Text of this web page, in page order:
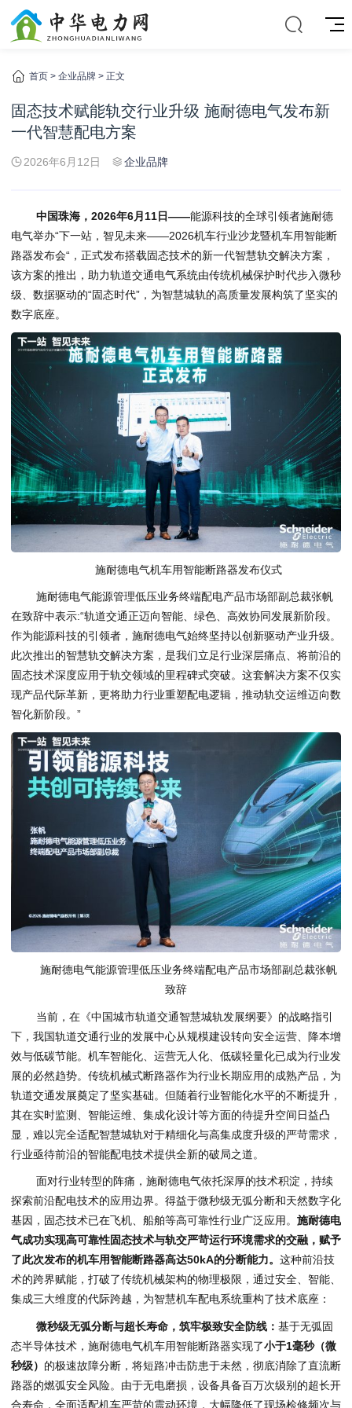
首页 > 企业品牌 > 正文
固态技术赋能轨交行业升级 施耐德电气发布新
一代智慧配电方案
2026年6月12日 企业品牌
中国珠海 ，2026年6月 11日——能源科技的全球引领者施耐德
电气举办“下一站，智见未来——2026机车行业沙龙暨机车用智能断
路器发布会“，正式发布搭载固态技术的新一代智慧轨交解决方案，
该方案的推出，助力轨道交通电气系统由传统机械保护时代步入微秒
级、数据驱动的“固态时代”，为智慧城轨的高质量发展构筑了坚实的
数字底座。
施耐德电气机车用智能断路器发布仪式
施耐德电气能源管理低压业务终端配电产品市场部副总裁张帆
在致辞中表示:“轨道交通正迈向智能、绿色、高效协同发展新阶段。
作为能源科技的引领者，施耐德电气始终坚持以创新驱动产业升级。
此次推出的智慧轨交解决方案，是我们立足行业深层痛点、将前沿的
固态技术深度应用于轨交领域的里程碑式突破。这套解决方案不仅实
现产品代际革新，更将助力行业重塑配电逻辑，推动轨交运维迈向数
智化新阶段。”
施耐德电气能源管理低压业务终端配电产品市场部副总裁张帆
致辞
当前，在《中国城市轨道交通智慧城轨发展纲要》的战略指引
下，我国轨道交通行业的发展中心从规模建设转向安全运营、降本增
效与低碳节能。机车智能化、运营无人化、低碳轻量化已成为行业发
展的必然趋势。传统机械式断路器作为行业长期应用的成熟产品，为
轨道交通发展奠定了坚实基础。但随着行业智能化水平的不断提升，
其在实时监测、智能运维、集成化设计等方面的待提升空间日益凸
显，难以完全适配智慧城轨对于精细化与高集成度升级的严苛需求，
行业亟待前沿的智能配电技术提供全新的破局之道。
面对行业转型的阵痛，施耐德电气依托深厚的技术积淀，持续
探索前沿配电技术的应用边界。得益于微秒级无弧分断和天然数字化
基因，固态技术已在飞机、船舶等高可靠性行业广泛应用。 施耐德电
气成功实现高可靠性固态技术与轨交严苛运行环境需求的交融，赋予
了此次发布的机车用智能断路器高达50kA的分断能力。 这种前沿技
术的跨界赋能，打破了传统机械架构的物理极限，通过安全、智能、
集成三大维度的代际跨越，为智慧机车配电系统重构了技术底座：
微秒级无弧分断与超长寿命，筑牢极致安全防线： 基于无弧固
态半导体技术，施耐德电气机车用智能断路器实现了小于1毫秒（微
秒级） 的极速故障分断，将短路冲击防患于未然，彻底消除了直流断
路器的燃弧安全风险。由于无电磨损，设备具备百万次级别的超长开
合寿命，全面适配机车严苛的震动环境，大幅降低了现场检修频次与